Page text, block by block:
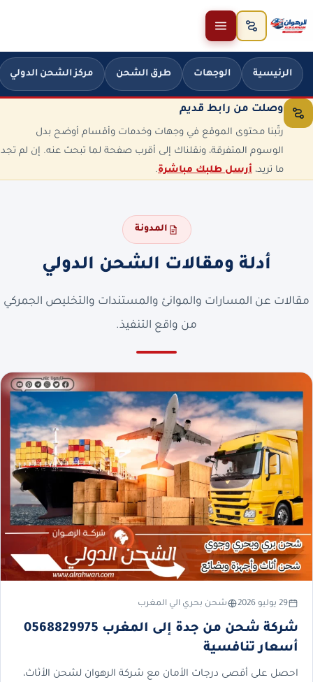
تخطَّ إلى المحتوى
الرئيسية الوجهات طرق الشحن مركز الشحن الدولي
وصلت من رابط قديم
رتّبنا محتوى الموقع في وجهات وخدمات وأقسام أوضح بدل
الوسوم المتفرقة، ونقلناك إلى أقرب صفحة لما تبحث عنه. إن لم تجد
ما تريد، أرسل طلبك مباشرة.
المدونة
أدلة ومقالات الشحن الدولي
مقالات عن المسارات والموانئ والمستندات والتخليص الجمركي
من واقع التنفيذ.
29 يوليو 2026 شحن بحري الي المغرب
شركة شحن من جدة إلى المغرب 0568829975
أسعار تنافسية
احصل على أقصى درجات الأمان مع شركة الرهوان لشحن الأثاث،